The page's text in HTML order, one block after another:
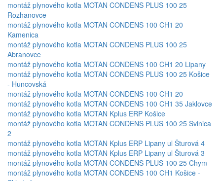
montáž plynového kotla MOTAN CONDENS PLUS 100 25
Rozhanovce
montáž plynového kotla MOTAN CONDENS 100 CH1 20
Kamenica
montáž plynového kotla MOTAN CONDENS PLUS 100 25
Abranovce
montáž plynového kotla MOTAN CONDENS 100 CH1 20 Lipany
montáž plynového kotla MOTAN CONDENS PLUS 100 25 Košice
- Huncovská
montáž plynového kotla MOTAN CONDENS 100 CH1 20
montáž plynového kotla MOTAN CONDENS 100 CH1 35 Jaklovce
montáž plynového kotla MOTAN Kplus ERP Košice
montáž plynového kotla MOTAN CONDENS PLUS 100 25 Svinica
2
montáž plynového kotla MOTAN Kplus ERP Lipany ul Šturová 4
montáž plynového kotla MOTAN Kplus ERP Lipany ul Šturová 3
montáž plynového kotla MOTAN CONDENS PLUS 100 25 Chym
montáž plynového kotla MOTAN CONDENS 100 CH1 Košice -